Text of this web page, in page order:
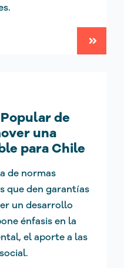
de
una
para Chile
de normas
que den garantías
un desarrollo
énfasis en la
el aporte a las